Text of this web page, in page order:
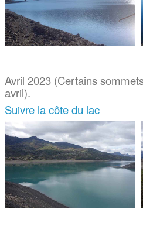
Avril 2023 (Certains
avril).
Suivre la côte du lac